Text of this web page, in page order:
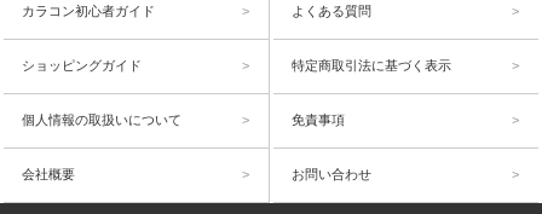
カラコン初心者ガイド よくある質問
ショッピングガイド 特定商取引法に基づく表示
個人情報の取扱いについて 免責事項
会社概要 お問い合わせ